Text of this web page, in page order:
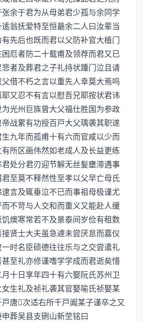
余于君为从母弟君少孤与余同学
翁抚爱特至恒朂余二人曰汝辈当
先后也旣而君以父防补官大植门
厄者防二十载甫及领荐而君又已
者及葬君之子礼持状踵门泣且请
借不朽之言以重先人幸莫大焉呜
又忍不有言以慰吾兄耶按状君讳
光州巨族曾大父福仕胜国为参政
战累有功授百戸大父瑀袭其职遂
九年而孤甫十有六而官咸以少而
所区画伟然如老成人及长益更练
处分君刃迎节解无丝髪壅滞遇事
至莫不释然性至孝以父早亡母氏
言及辄垂泣不已而事祖母极谨尤
不苛与人交和而重义又能赴人缓
燠寒常若不及景泰间岁俭有租数
贤士大夫虽急遽未尝厌怠而嘉仪
时名臣硕德往往乐与之交尝遣礼
至礼亦修谨嗜学学成而君逝矣惜
十日享年四十有六娶阮氏苏州卫
生礼及祯礼袭其官娶喻氏祯娶某
唐次适右所千戸阖某子谨卒之又
葬吴县支硎山新茔铭曰